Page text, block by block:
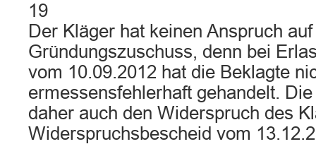
19
Der Kläger hat keinen Anspruch
Gründungszuschuss, denn bei
vom 10.09.2012 hat die Beklagte
ermessensfehlerhaft gehandelt.
daher auch den Widerspruch des
Widerspruchsbescheid vom